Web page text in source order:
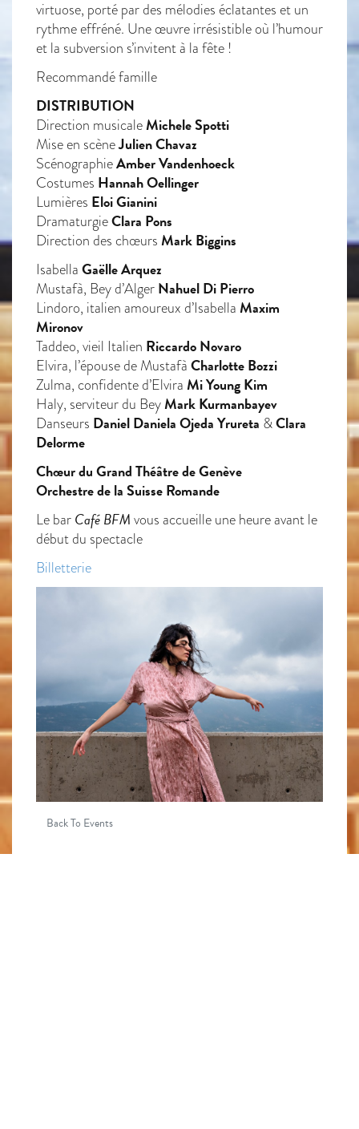
virtuose, porté par des mélodies éclatantes et un
rythme effréné. Une œuvre irrésistible où l’humour
et la subversion s’invitent à la fête !
Recommandé famille
DISTRIBUTION
Direction musicaleMichele Spotti
Mise en scèneJulien Chavaz
ScénographieAmber Vandenhoeck
Costumes Hannah Oellinger
Lumières Eloi Gianini
DramaturgieClara Pons
Direction des chœurs Mark Biggins
Isabella Gaëlle Arquez
Mustafà, Bey d’Alger Nahuel Di Pierro
Lindoro, italien amoureux d’Isabella Maxim
Mironov
Taddeo, vieil Italien Riccardo Novaro
Elvira, l’épouse de Mustafà Charlotte Bozzi
Zulma, confidente d’Elvira Mi Young Kim
Haly, serviteur du BeyMark Kurmanbayev
Danseurs Daniel Daniela Ojeda Yrureta &Clara
Delorme
Chœur du Grand Théâtre de Genève
Orchestre de la Suisse Romande
Le bar Café BFM vous accueille une heure avant le
début du spectacle
Billetterie
Back To Events